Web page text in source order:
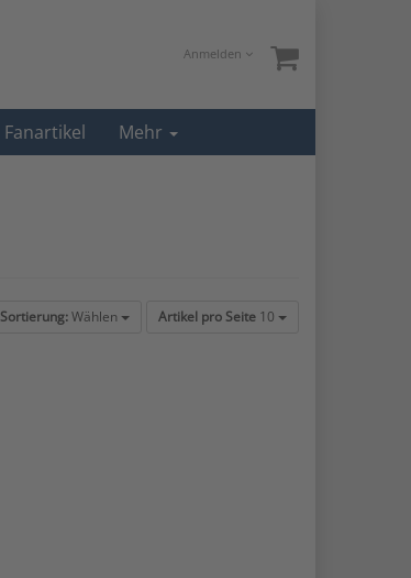
Anmelden
Fanartikel Mehr
Sortierung:Wählen Artikel pro Seite 10